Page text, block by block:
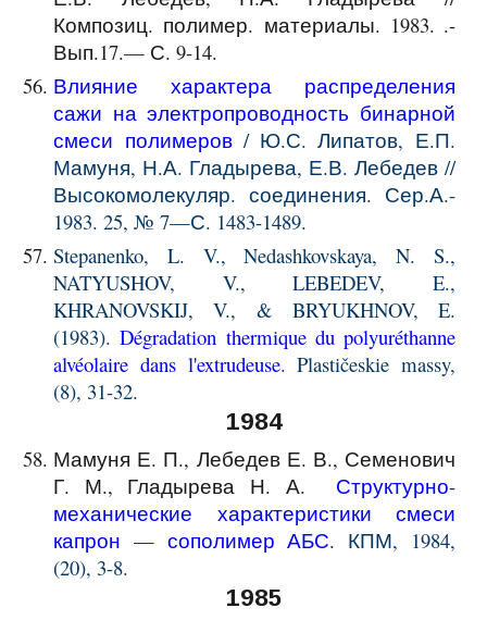
Композиц. полимер. материалы. 1983. .-
Вып.17.— С. 9-14.
Влияние характера распределения
сажи на электропроводность бинарной
смеси полимеров/ Ю.С. Липатов, Е.П.
Мамуня, Н.А. Гладырева, Е.В. Лебедев //
Высокомолекуляр. соединения. Сер.А.-
1983. 25, № 7—С. 1483-1489.
Stepanenko, L. V., Nedashkovskaya, N. S.,
NATYUSHOV, V., LEBEDEV, E.,
KHRANOVSKIJ, V., & BRYUKHNOV, E.
(1983).Dégradation thermique du polyuréthanne
alvéolaire dans l'extrudeuse. Plastičeskie massy,
(8), 31-32.
1984
Мамуня Е. П., Лебедев Е. В., Семенович
Г. М., Гладырева Н. А.
Структурно-
механические характеристики смеси
капрон — сополимер АБС. КПМ, 1984,
(20), 3-8.
1985